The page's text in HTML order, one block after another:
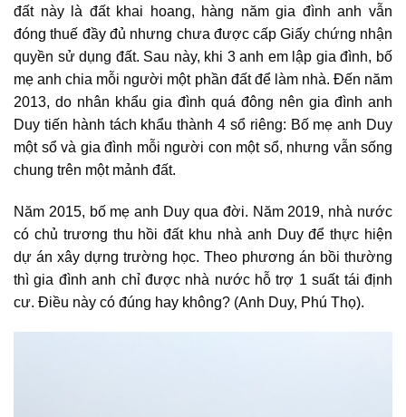
đất này là đất khai hoang, hàng năm gia đình anh vẫn
đóng thuế đầy đủ nhưng chưa được cấpGiấy chứng nhận
quyền sử dụng đất. Sau này, khi 3 anh em lập gia đình, bố
mẹ anh chia mỗi người một phần đất để làm nhà. Đến năm
2013, do nhân khẩu gia đình quá đông nên gia đình anh
Duy tiến hành tách khẩu thành 4 sổ riêng: Bố mẹ anh Duy
một sổ và gia đình mỗi người con một sổ, nhưng vẫn sống
chung trên một mảnh đất.
Năm 2015, bố mẹ anh Duy qua đời. Năm 2019, nhà nước
có chủ trương thu hồi đất khu nhà anh Duy để thực hiện
dự án xây dựng trường học. Theo phương án bồi thường
thì gia đình anh chỉ được nhà nước hỗ trợ 1 suất tái định
cư. Điều này có đúng hay không? (Anh Duy, Phú Thọ).